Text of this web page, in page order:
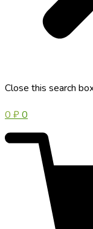
Close this search
0 ₽0